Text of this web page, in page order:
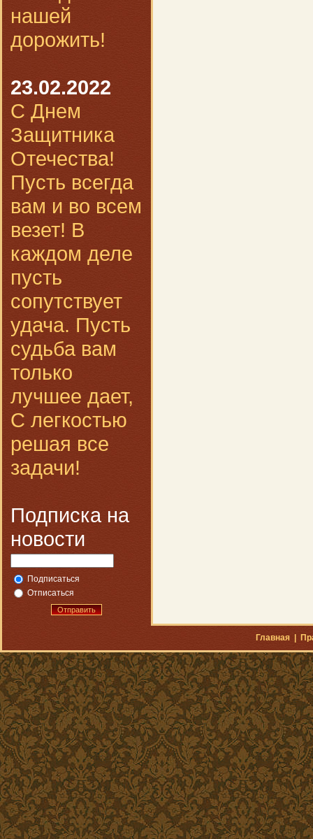
нашей
дорожить!
23.02.2022
С Днем
Защитника
Отечества!
Пусть всегда
вам и во всем
везет! В
каждом деле
пусть
сопутствует
удача. Пусть
судьба вам
только
лучшее дает,
С легкостью
решая все
задачи!
Подписка на
новости
Подписаться
Отписаться
Отправить
Главная|